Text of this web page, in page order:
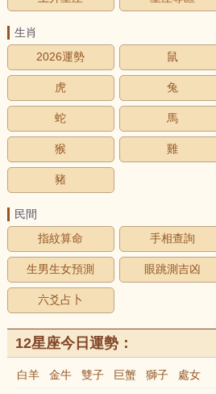
生肖
2026運勢
鼠
虎 兔
蛇 馬
猴 雞
豬
民間
指紋算命
手相查詢
生男生女預測 眼跳測吉凶
六爻占卜
12星座今日運勢：
白羊 金牛 雙子 巨蟹 獅子 處女